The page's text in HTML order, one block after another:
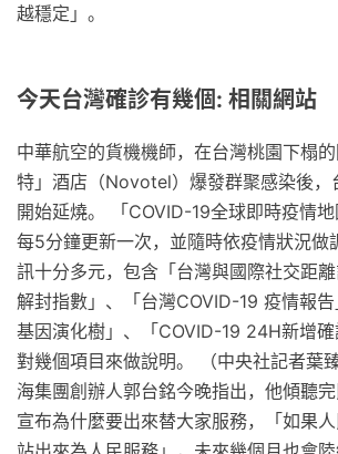
越穩定」。
今天台灣確診有幾個: 相關網站
中華航空的貨機機師，在台灣桃園下榻
特」酒店（Novotel）爆發群聚感染後，
開始延燒。 「COVID-19全球即時疫情
每5分鐘更新一次，並隨時依疫情狀況做
訊十分多元，包含「台灣與國際社交距
解封指數」、「台灣COVID-19 疫情報
基因演化樹」、「COVID-19 24H新增
對幾個項目來做說明。 （中央社記者葉
海集團創辦人郭台銘今晚指出，他傾聽
宣布為什麼要出來替大家服務，「如果